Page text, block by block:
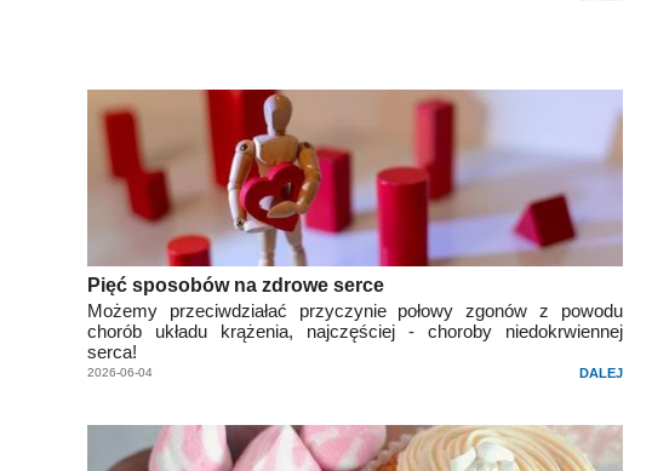
Pięć sposobów na zdrowe serce
Możemy przeciwdziałać przyczynie połowy zgonów z powodu
chorób układu krążenia, najczęściej - choroby niedokrwiennej
serca!
2026-06-04 DALEJ